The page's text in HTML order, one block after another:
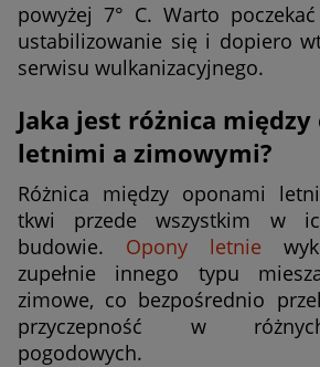
powyżej 7° C. Warto
ustabilizowanie się i dopiero
serwisu wulkanizacyjnego.
Jaka jest różnica
letnimi a zimowymi?
Różnica między oponami
tkwi przede wszystkim w
budowie. Opony letnie
zupełnie innego typu
zimowe, co bezpośrednio
przyczepność w
pogodowych.